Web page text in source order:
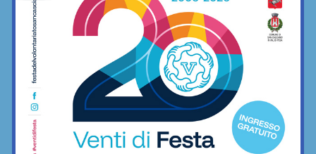
Ciclismo
Le storie di chi non ha mai mancato
Eroica Montalcino: come Daud Khan,
pakistano (e romano d’adozione)
Ciclismo
Domenica 31 maggio si torna a
Montalcino, sulle strade dell’Eroica